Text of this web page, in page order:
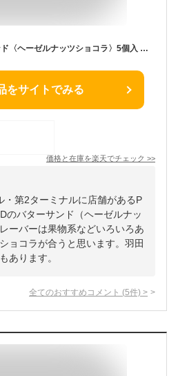
春ギフト 母の日 バターサンド〈ヘーゼルナッツショコラ〉5個入 PRESS BUTTER SAND【のし無料】2026 個包装 プチギフト お配り お取り寄せ プレゼント 高級 手土産
をサイトでみる
価格と在庫を楽天でチェック >>
・第2ターミナルに店舗があるP
のバターサンド（ヘーゼルナッ
ーバーは果物系などいろいろあ
ョコラが合うと思います。羽田
あります。
全てのおすすめコメント (5件) >